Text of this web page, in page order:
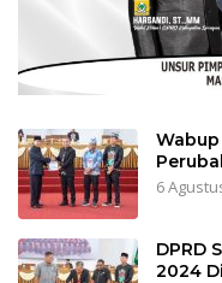
6
DPRD
2024